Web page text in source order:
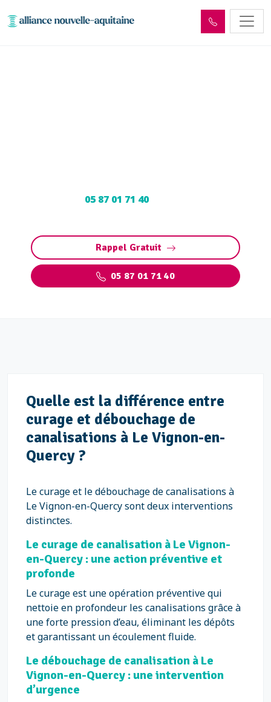
05 87 01 71 40
Rappel Gratuit
05 87 01 71 40
Quelle est la différence entre
curage et débouchage de
canalisations à Le Vignon-en-
Quercy ?
Le curage et le débouchage de canalisations à
Le Vignon-en-Quercy sont deux interventions
distinctes.
Le curage de canalisation à Le Vignon-
en-Quercy : une action préventive et
profonde
Le curage est une opération préventive qui
nettoie en profondeur les canalisations grâce à
une forte pression d’eau, éliminant les dépôts
et garantissant un écoulement fluide.
Le débouchage de canalisation à Le
Vignon-en-Quercy : une intervention
d’urgence